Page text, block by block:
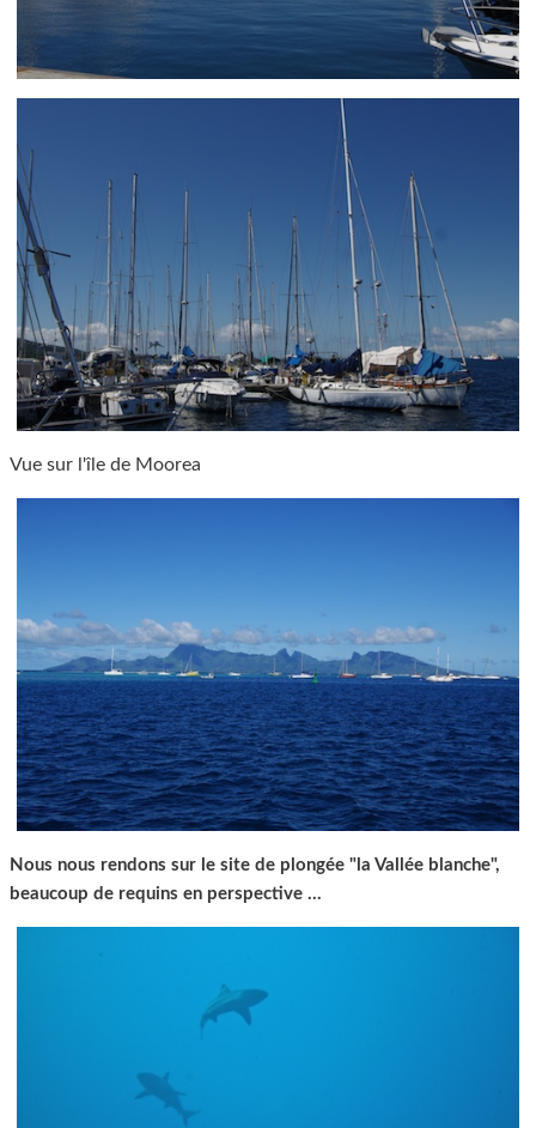
Vue sur l'île de Moorea
Nous nous rendons sur le site de plongée "la Vallée blanche",
beaucoup de requins en perspective ...